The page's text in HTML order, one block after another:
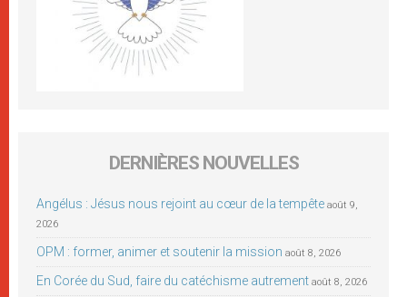
DERNIÈRES NOUVELLES
Angélus : Jésus nous rejoint au cœur de la tempête août 9,
2026
OPM : former, animer et soutenir la mission août 8, 2026
En Corée du Sud, faire du catéchisme autrement août 8, 2026